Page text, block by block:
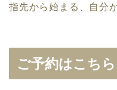
指先から始まる、自分
ご予約はこちら